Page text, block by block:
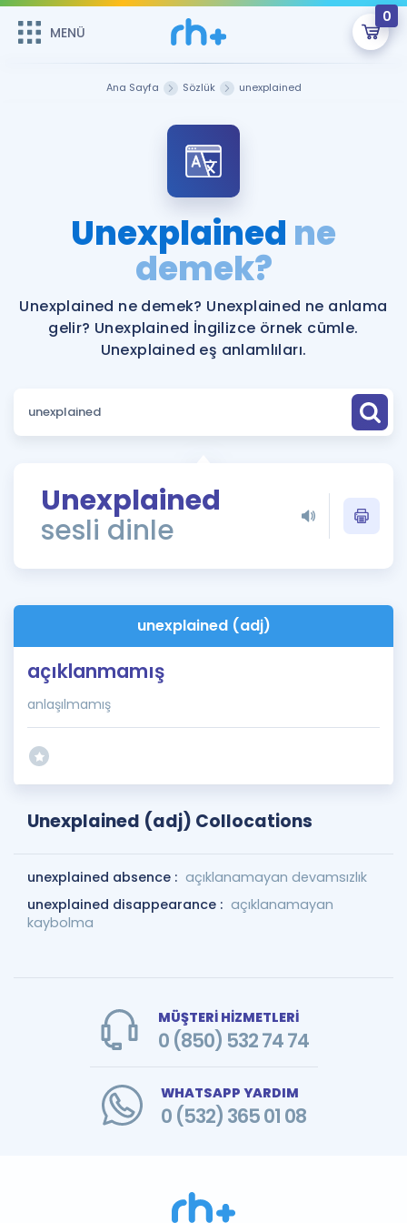
MENÜ
0
Şifremi Hatırlamıyorum
Sepetin Şu An Boş.
Remzi Hoca ile seni sınava hazırlayacak onlarca eğitim seni
bekliyor!
MENÜ
Katılımcı Görüşleri
Faydalı Araçlar
Ücretsiz Kaynaklar
Puan Hesaplama
ÖSYM Sınav Takvimi
Kampanyalar
İngilizce Gramer
İngilizce Gramer
Ana Sayfa Sözlük unexplained
Unexplained ne
demek?
Unexplained ne demek? Unexplained ne anlama
gelir? Unexplained İngilizce örnek cümle.
Unexplained eş anlamlıları.
Unexplained
sesli dinle
unexplained (adj)
açıklanmamış
anlaşılmamış
Unexplained (adj) Collocations
unexplained absence : açıklanamayan devamsızlık
unexplained disappearance : açıklanamayan
kaybolma
MÜŞTERİ HİZMETLERİ
0 (850) 532 74 74
WHATSAPP YARDIM
0 (532) 365 01 08